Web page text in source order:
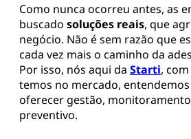
Como nunca ocorreu antes, as
buscado soluções reais, que
negócio. Não é sem razão que
cada vez mais o caminho da
Por isso, nós aqui da Starti,
temos no mercado,
oferecer gestão,
preventivo.